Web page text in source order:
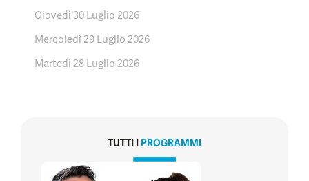
Giovedì 30 Luglio 2026
Mercoledì 29 Luglio 2026
Martedì 28 Luglio 2026
TUTTI I PROGRAMMI